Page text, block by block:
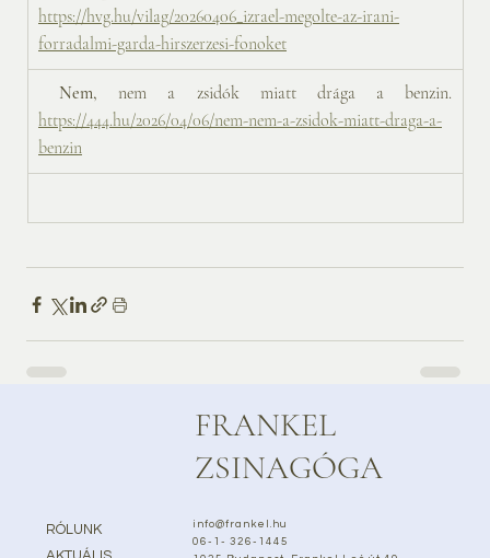
https://hvg.hu/vilag/20260406_izrael-megolte-az-irani-
forradalmi-garda-hirszerzesi-fonoket
Nem,
https://444.hu/2026/04/06/nem-nem-a-zsidok-miatt-draga-a-
benzin
FRANKEL
ZSINAGÓGA
RÓLUNK
info@frankel.hu
06-1- 326-1445